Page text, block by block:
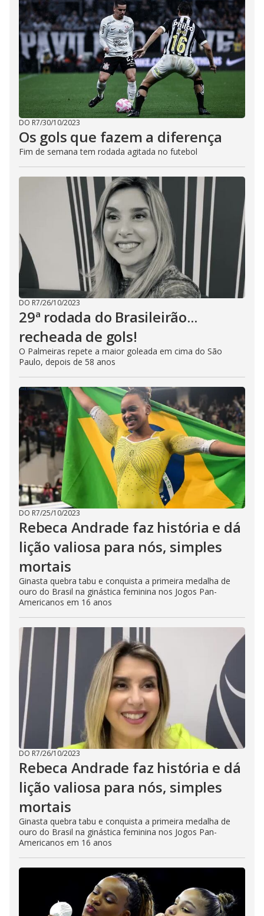
DO R7/30/10/2023
Os gols que fazem a diferença
Fim de semana tem rodada agitada no futebol
DO R7/26/10/2023
29ª rodada do Brasileirão...
recheada de gols!
O Palmeiras repete a maior goleada em cima do São
Paulo, depois de 58 anos
DO R7/25/10/2023
Rebeca Andrade faz história e dá
lição valiosa para nós, simples
mortais
Ginasta quebra tabu e conquista a primeira medalha de
ouro do Brasil na ginástica feminina nos Jogos Pan-
Americanos em 16 anos
DO R7/26/10/2023
Rebeca Andrade faz história e dá
lição valiosa para nós, simples
mortais
Ginasta quebra tabu e conquista a primeira medalha de
ouro do Brasil na ginástica feminina nos Jogos Pan-
Americanos em 16 anos